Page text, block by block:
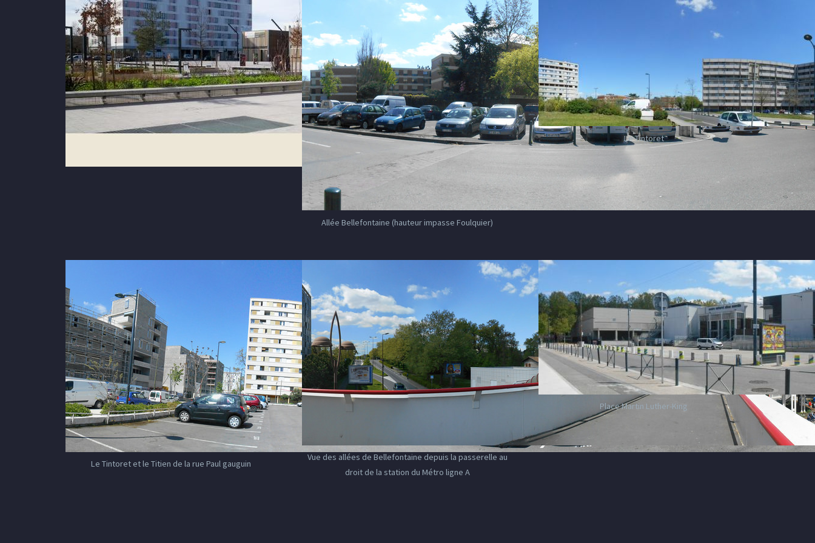
Allée Bellefontaine (hauteur impasse Foulquier)
Le Tintoret
Le Tintoret et le Titien de la rue Paul gauguin
Vue des allées de Bellefontaine depuis la passerelle au
droit de la station du Métro ligne A
Place Martin Luther-King